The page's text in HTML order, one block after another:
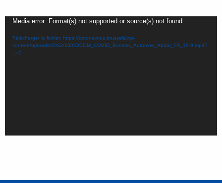
Lecteur
vidéo
Media error: Format(s) not supported or source(s) not found
Télécharger le fichier: https://coronavirus.brussels/wp-
content/uploads/2022/10/COCOM_COVID_Booster_Automne_Abdul_FR_16-9.mp4?
_=2